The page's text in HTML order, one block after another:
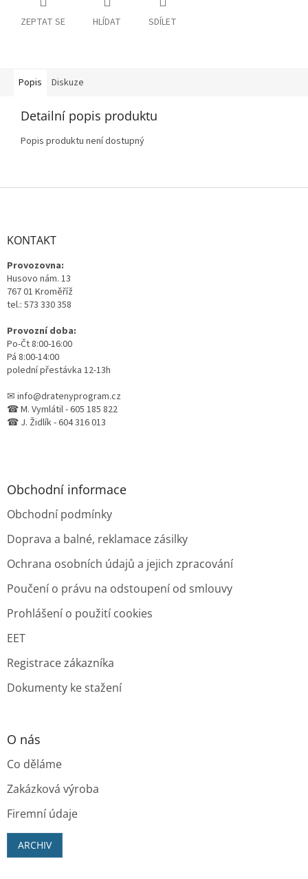
ZEPTAT SE HLÍDAT SDÍLET
Popis Diskuze
Detailní popis produktu
Popis produktu není dostupný
Z
KONTAKT
Provozovna:
Husovo nám. 13
767 01 Kroměříž
tel.: 573 330 358
Provozní doba:
Po-Čt 8:00-16:00
Pá 8:00-14:00
polední přestávka 12-13h
✉ info@dratenyprogram.cz
☎ M. Vymlátil - 605 185 822
☎ J. Židlík - 604 316 013
Obchodní informace
Obchodní podmínky
Doprava a balné, reklamace zásilky
Ochrana osobních údajů a jejich zpracování
Poučení o právu na odstoupení od smlouvy
Prohlášení o použití cookies
EET
Registrace zákazníka
Dokumenty ke stažení
O nás
Co děláme
Zakázková výroba
Firemní údaje
ARCHIV